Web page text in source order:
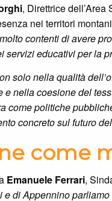
, Direttrice
nei territori
contenti di avere
servizi educativi per la
solo nella qualità
e nella coesione del
come politiche
concreto sul futuro
come
Emanuele Ferrari,
e di Appennino